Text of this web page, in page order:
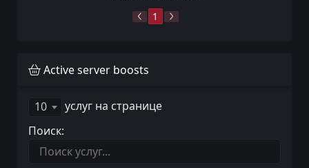
1
Active server boosts
10
услуг на странице
Поиск: